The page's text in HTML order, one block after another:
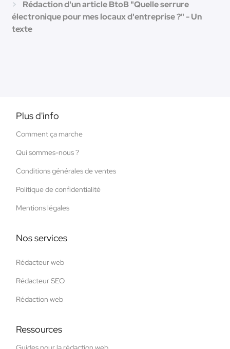
Rédaction d'un article BtoB "Quelle serrure
électronique pour mes locaux d'entreprise ?" - Un
texte
Plus d'info
Comment ça marche
Qui sommes-nous ?
Conditions générales de ventes
Politique de confidentialité
Mentions légales
Nos services
Rédacteur web
Rédacteur SEO
Rédaction web
Ressources